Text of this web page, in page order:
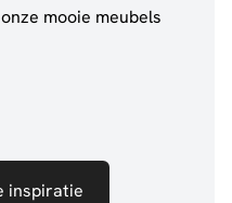
mooie meubels
inspiratie